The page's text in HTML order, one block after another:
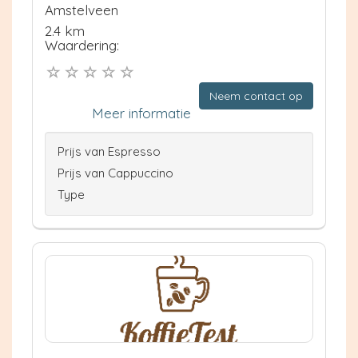
Amstelveen
2.4 km
Waardering:
Neem contact op
Meer informatie
Prijs van Espresso
Prijs van Cappuccino
Type